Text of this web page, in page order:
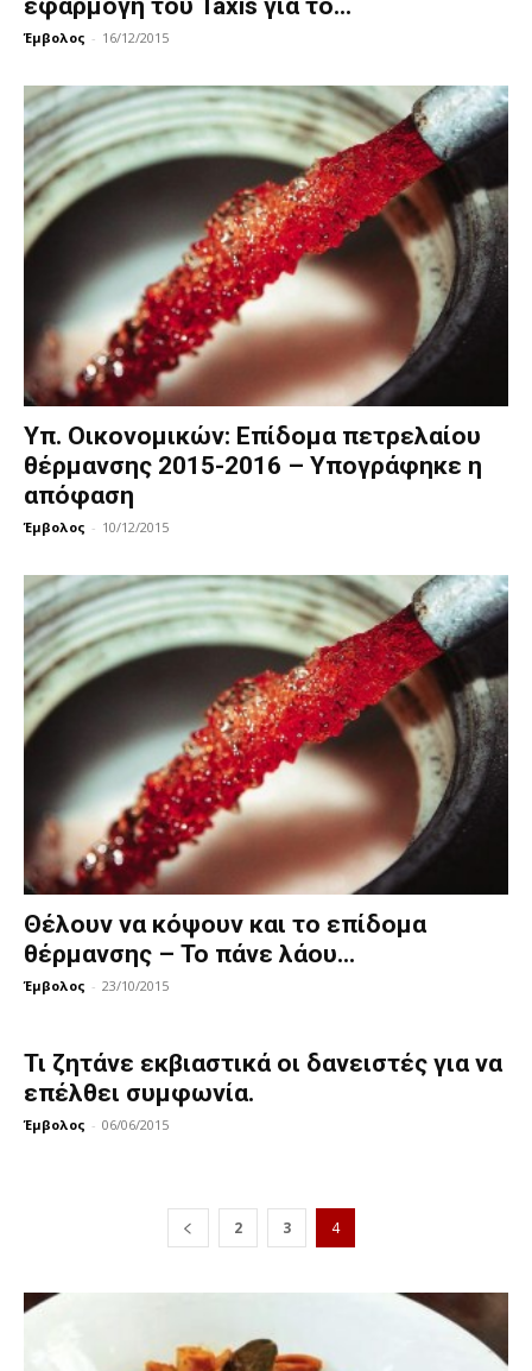
εφαρμογή του Taxis για το...
Έμβολος - 16/12/2015
Υπ. Οικονομικών: Επίδομα πετρελαίου
θέρμανσης 2015-2016 – Υπογράφηκε η
απόφαση
Έμβολος - 10/12/2015
Θέλουν να κόψουν και το επίδομα
θέρμανσης – Το πάνε λάου...
Έμβολος - 23/10/2015
Τι ζητάνε εκβιαστικά οι δανειστές για να
επέλθει συμφωνία.
Έμβολος - 06/06/2015
2 3 4